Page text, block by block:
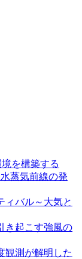
境を構築する
蒸気前線の発
ィバル～大気と
き起こす強風の
観測が解明した